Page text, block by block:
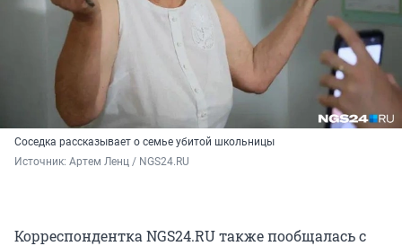
Соседка рассказывает о семье убитой школьницы
Источник: Артем Ленц / NGS24.RU
Корреспондентка NGS24.RU также пообщалась с